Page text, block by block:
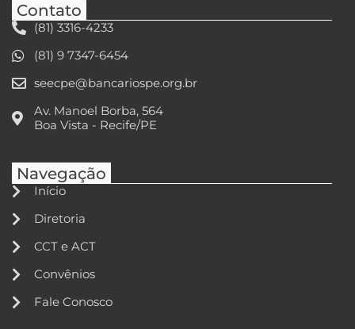
Contato
(81) 3316-4233
(81) 9 7347-6454
seecpe@bancariospe.org.br
Av. Manoel Borba, 564
Boa Vista - Recife/PE
Navegação
Início
Diretoria
CCT e ACT
Convênios
Fale Conosco